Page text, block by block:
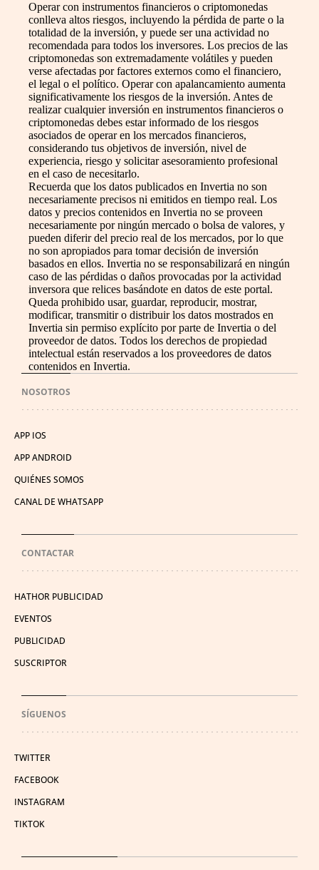
Operar con instrumentos financieros o criptomonedas
conlleva altos riesgos, incluyendo la pérdida de parte o la
totalidad de la inversión, y puede ser una actividad no
recomendada para todos los inversores. Los precios de las
criptomonedas son extremadamente volátiles y pueden
verse afectadas por factores externos como el financiero,
el legal o el político. Operar con apalancamiento aumenta
significativamente los riesgos de la inversión. Antes de
realizar cualquier inversión en instrumentos financieros o
criptomonedas debes estar informado de los riesgos
asociados de operar en los mercados financieros,
considerando tus objetivos de inversión, nivel de
experiencia, riesgo y solicitar asesoramiento profesional
en el caso de necesitarlo.
Recuerda que los datos publicados en Invertia no son
necesariamente precisos ni emitidos en tiempo real. Los
datos y precios contenidos en Invertia no se proveen
necesariamente por ningún mercado o bolsa de valores, y
pueden diferir del precio real de los mercados, por lo que
no son apropiados para tomar decisión de inversión
basados en ellos. Invertia no se responsabilizará en ningún
caso de las pérdidas o daños provocadas por la actividad
inversora que relices basándote en datos de este portal.
Queda prohibido usar, guardar, reproducir, mostrar,
modificar, transmitir o distribuir los datos mostrados en
Invertia sin permiso explícito por parte de Invertia o del
proveedor de datos. Todos los derechos de propiedad
intelectual están reservados a los proveedores de datos
contenidos en Invertia.
NOSOTROS
APP IOS
APP ANDROID
QUIÉNES SOMOS
CANAL DE WHATSAPP
CONTACTAR
HATHOR PUBLICIDAD
EVENTOS
PUBLICIDAD
SUSCRIPTOR
SÍGUENOS
TWITTER
FACEBOOK
INSTAGRAM
TIKTOK